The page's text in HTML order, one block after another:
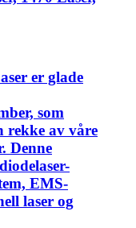
er glade
som
rekke av våre
Denne
EMS-
laser og